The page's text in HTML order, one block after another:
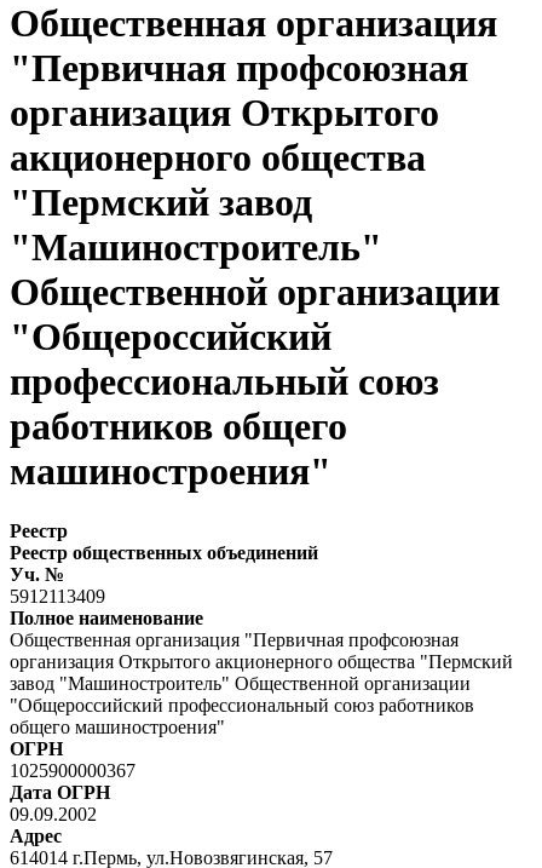
Общественная организация
"Первичная профсоюзная
организация Открытого
акционерного общества
"Пермский завод
"Машиностроитель"
Общественной организации
"Общероссийский
профессиональный союз
работников общего
машиностроения"
Реестр
Реестр общественных объединений
Уч. №
5912113409
Полное наименование
Общественная организация "Первичная профсоюзная
организация Открытого акционерного общества "Пермский
завод "Машиностроитель" Общественной организации
"Общероссийский профессиональный союз работников
общего машиностроения"
ОГРН
1025900000367
Дата ОГРН
09.09.2002
Адрес
614014 г.Пермь, ул.Новозвягинская, 57